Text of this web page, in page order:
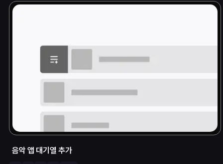
음악 앱 대기열 추가